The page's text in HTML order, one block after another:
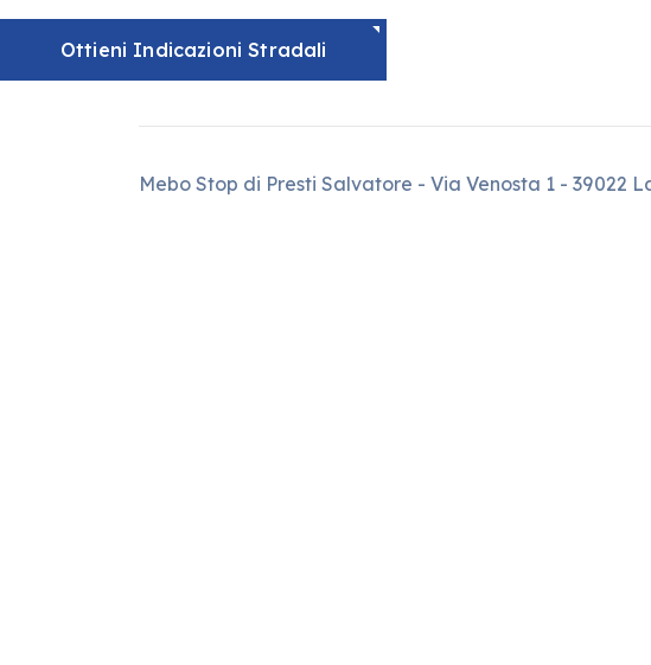
Ottieni Indicazioni Stradali
Mebo Stop di Presti Salvatore - Via Venosta 1 - 39022